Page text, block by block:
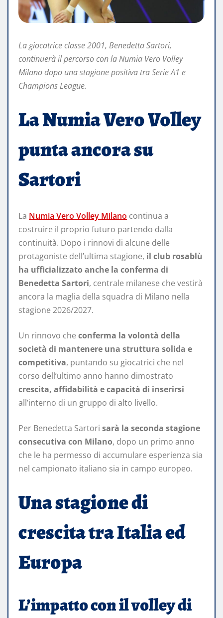
La giocatrice classe 2001, Benedetta Sartori,
continuerà il percorso con la Numia Vero Volley
Milano dopo una stagione positiva tra Serie A1 e
Champions League.
La Numia Vero Volley
punta ancora su
Sartori
La Numia Vero Volley Milano continua a
costruire il proprio futuro partendo dalla
continuità. Dopo i rinnovi di alcune delle
protagoniste dell’ultima stagione, il club rosablù
ha ufficializzato anche la conferma di
Benedetta Sartori, centrale milanese che vestirà
ancora la maglia della squadra di Milano nella
stagione 2026/2027.
Un rinnovo che conferma la volontà della
società di mantenere una struttura solida e
competitiva, puntando su giocatrici che nel
corso dell’ultimo anno hanno dimostrato
crescita, affidabilità e capacità di inserirsi
all’interno di un gruppo di alto livello.
Per Benedetta Sartori sarà la seconda stagione
consecutiva con Milano, dopo un primo anno
che le ha permesso di accumulare esperienza sia
nel campionato italiano sia in campo europeo.
Una stagione di
crescita tra Italia ed
Europa
L’impatto con il volley di